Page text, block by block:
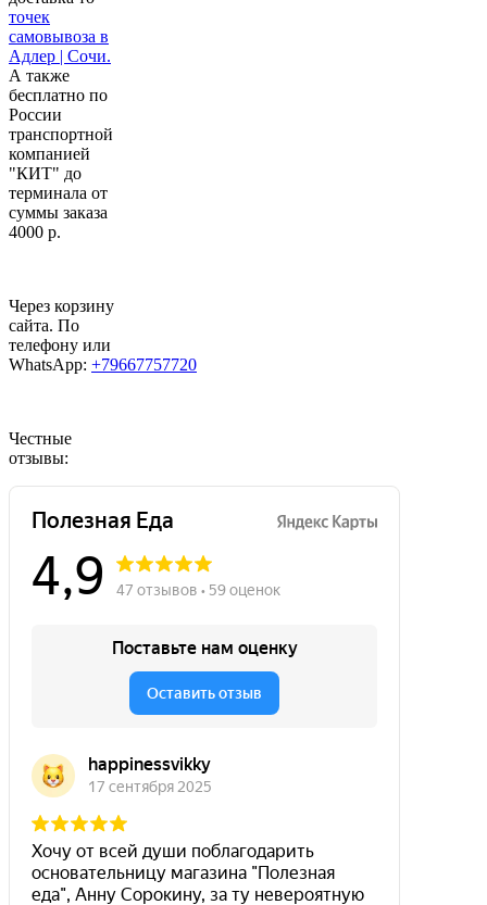
точек
самовывоза в
Адлер | Сочи.
А также
бесплатно по
России
транспортной
компанией
"КИТ" до
терминала от
суммы заказа
4000 р.
Через корзину
сайта. По
телефону или
WhatsApp: +79667757720
Честные
отзывы: